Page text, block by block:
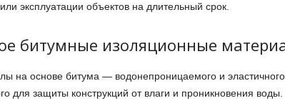
эксплуатации объектов на длительный срок.
битумные изоляционные
на основе битума — водонепроницаемого и эластичного
для защиты конструкций от влаги и проникновения воды.